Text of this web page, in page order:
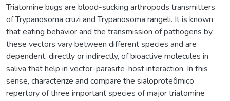
Triatomine bugs are blood-sucking arthropods transmitters
of Trypanosoma cruzi and Trypanosoma rangeli. It is known
that eating behavior and the transmission of pathogens by
these vectors vary between different species and are
dependent, directly or indirectly, of bioactive molecules in
saliva that help in vector-parasite-host interaction. In this
sense, characterize and compare the sialoproteômico
repertory of three important species of major triatomine